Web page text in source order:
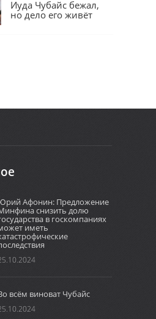
07.07.2022, 11:55
Афонин: Предложение
снизить долю
в госкомпаниях
иметь